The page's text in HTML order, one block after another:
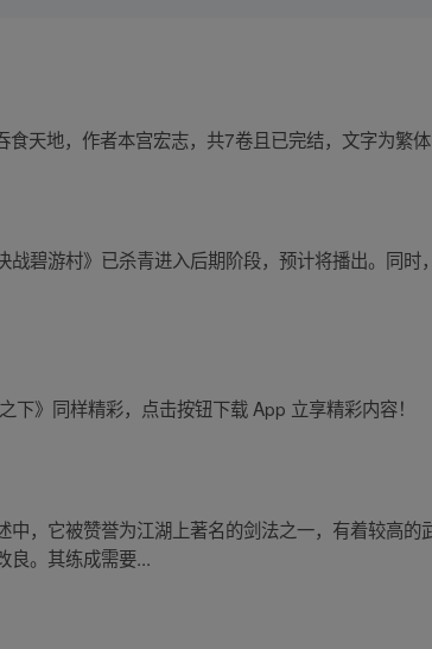
天地，作者本宫宏志，共7卷且已完结，文字为繁体
战碧游村》已杀青进入后期阶段，预计将播出。同
》同样精彩，点击按钮下载 App 立享精彩内容！
，它被赞誉为江湖上著名的剑法之一，有着较高的
良。其练成需要...